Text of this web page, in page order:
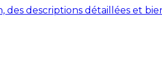
descriptions détaillées et